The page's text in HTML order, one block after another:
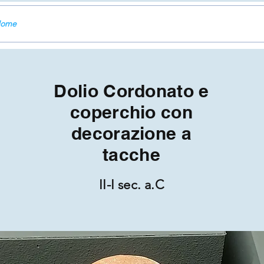
Dolio Cordonato e
coperchio con
decorazione a
tacche
II-I sec. a.C